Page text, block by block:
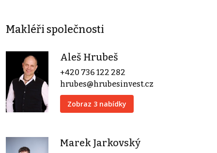
Makléři společnosti
Aleš Hrubeš
+420 736 122 282
hrubes@hrubesinvest.cz
Zobraz 3 nabídky
Marek Jarkovský